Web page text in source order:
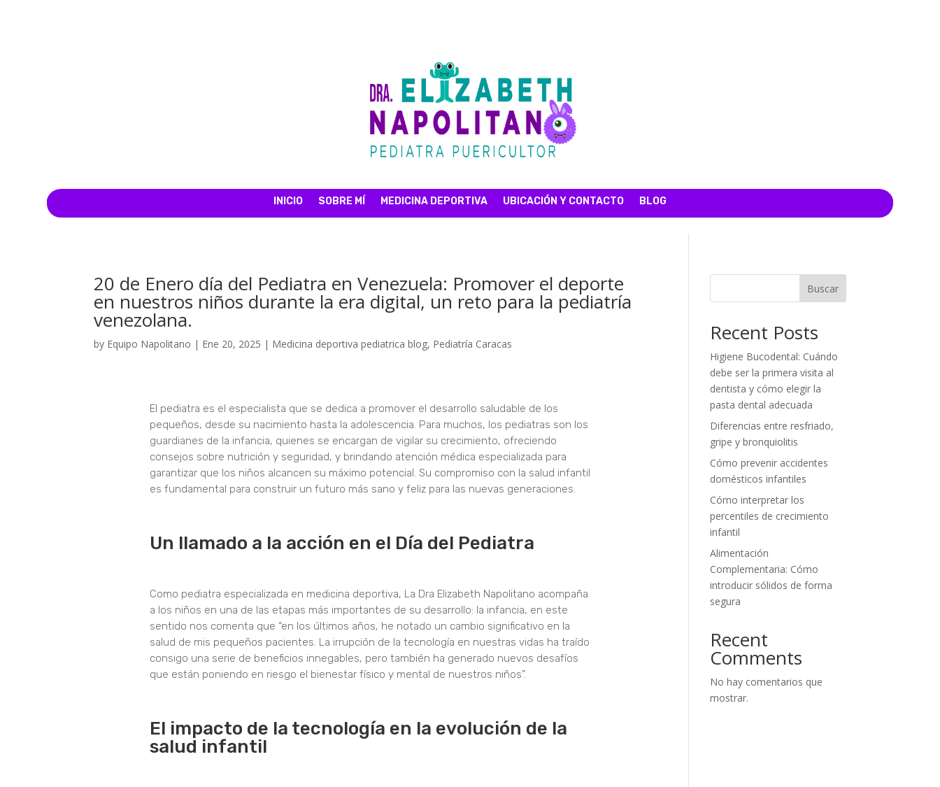
INICIO SOBRE MÍ MEDICINA DEPORTIVA UBICACIÓN Y CONTACTO BLOG
20 de Enero día del Pediatra en Venezuela: Promover el deporte
en nuestros niños durante la era digital, un reto para la pediatría
venezolana.
by Equipo Napolitano | Ene 20, 2025 | Medicina deportiva pediatrica blog, Pediatría Caracas
El pediatra es el especialista que se dedica a promover el desarrollo saludable de los
pequeños, desde su nacimiento hasta la adolescencia. Para muchos, los pediatras son los
guardianes de la infancia, quienes se encargan de vigilar su crecimiento, ofreciendo
consejos sobre nutrición y seguridad, y brindando atención médica especializada para
garantizar que los niños alcancen su máximo potencial. Su compromiso con la salud infantil
es fundamental para construir un futuro más sano y feliz para las nuevas generaciones.
Un llamado a la acción en el Día del Pediatra
Como pediatra especializada en medicina deportiva, La Dra Elizabeth Napolitano acompaña
a los niños en una de las etapas más importantes de su desarrollo: la infancia, en este
sentido nos comenta que “en los últimos años, he notado un cambio significativo en la
salud de mis pequeños pacientes. La irrupción de la tecnología en nuestras vidas ha traído
consigo una serie de beneficios innegables, pero también ha generado nuevos desafíos
que están poniendo en riesgo el bienestar físico y mental de nuestros niños”.
El impacto de la tecnología en la evolución de la
salud infantil
Buscar
Recent Posts
Higiene Bucodental: Cuándo
debe ser la primera visita al
dentista y cómo elegir la
pasta dental adecuada
Diferencias entre resfriado,
gripe y bronquiolitis
Cómo prevenir accidentes
domésticos infantiles
Cómo interpretar los
percentiles de crecimiento
infantil
Alimentación
Complementaria: Cómo
introducir sólidos de forma
segura
Recent
Comments
No hay comentarios que
mostrar.